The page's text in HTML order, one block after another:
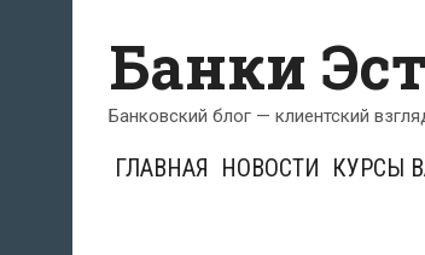
содержимому
Банки
Банковский блог — клиентский
ГЛАВНАЯ НОВОСТИ КУРСЫ